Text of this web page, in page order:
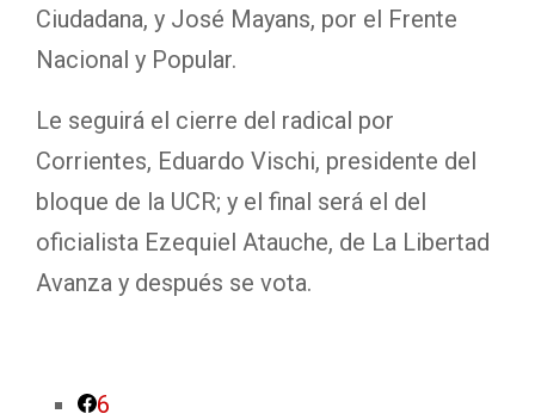
Ciudadana, y José Mayans, por el Frente
Nacional y Popular.
Le seguirá el cierre del radical por
Corrientes, Eduardo Vischi, presidente del
bloque de la UCR; y el final será el del
oficialista Ezequiel Atauche, de La Libertad
Avanza y después se vota.
6